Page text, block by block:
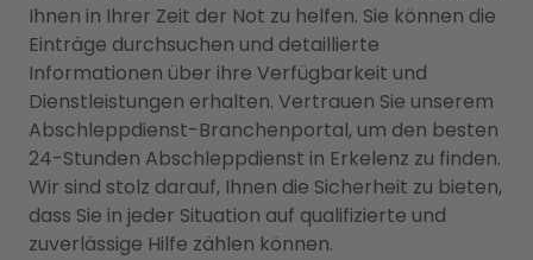
Ihnen in Ihrer Zeit der Not zu helfen. Sie können die
Einträge durchsuchen und detaillierte
Informationen über ihre Verfügbarkeit und
Dienstleistungen erhalten. Vertrauen Sie unserem
Abschleppdienst-Branchenportal, um den besten
24-Stunden Abschleppdienst in Erkelenz zu finden.
Wir sind stolz darauf, Ihnen die Sicherheit zu bieten,
dass Sie in jeder Situation auf qualifizierte und
zuverlässige Hilfe zählen können.